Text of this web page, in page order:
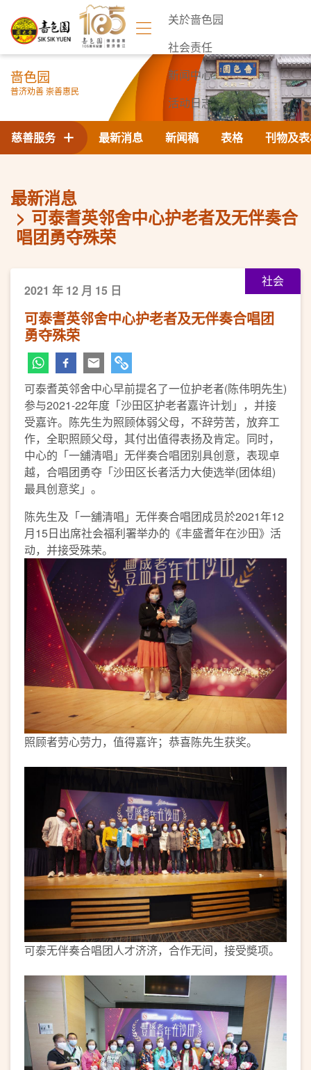
关於啬色园
社会责任
新闻中心
活动日志
联络我们
啬色园
普济劝善 崇善惠民
最新消息 新闻稿 表格 刊物及
慈善服务
最新消息
可泰耆英邻舍中心护老者及无伴奏合
唱团勇夺殊荣
社会
2021 年 12 月 15 日
可泰耆英邻舍中心护老者及无伴奏合唱团
勇夺殊荣
可泰耆英邻舍中心早前提名了一位护老者(陈伟明先生)
参与2021-22年度「沙田区护老者嘉许计划」，并接
受嘉许。陈先生为照顾体弱父母，不辞劳苦，放弃工
作，全职照顾父母，其付出值得表扬及肯定。同时，
中心的「一舖清唱」无伴奏合唱团别具创意，表现卓
越，合唱团勇夺「沙田区长者活力大使选举(团体组)
最具创意奖」。
陈先生及「一舖清唱」无伴奏合唱团成员於2021年12
月15日出席社会福利署举办的《丰盛耆年在沙田》活
动，并接受殊荣。
照顾者劳心劳力，值得嘉许；恭喜陈先生获奖。
可泰无伴奏合唱团人才济济，合作无间，接受奬项。